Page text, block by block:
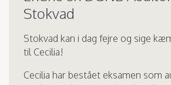
Stokvad
Stokvad kan i dag fejre og sige
til Cecilia!
Cecilia har bestået eksamen som